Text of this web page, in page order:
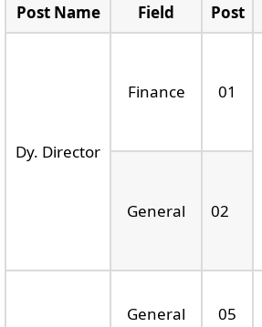
Post Name
Field Post
Dy. Director
Finance 01
General 02
General 05